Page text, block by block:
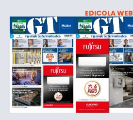
EDICOLA WEB